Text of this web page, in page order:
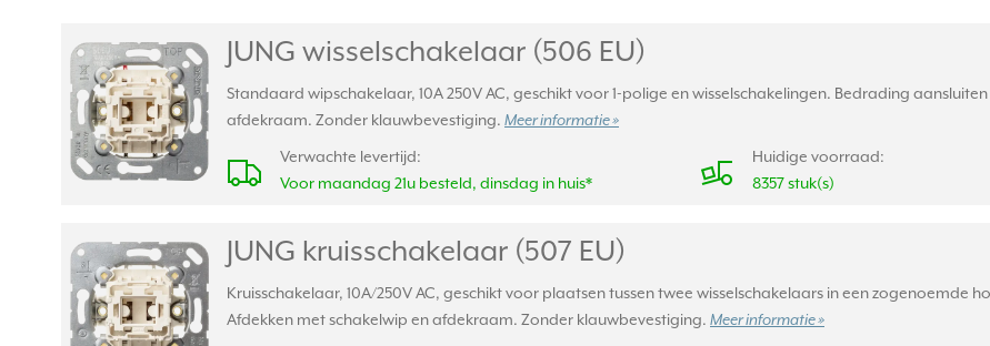
JUNG wisselschakelaar (506 EU)
Standaard wipschakelaar, 10A 250V AC, geschikt voor 1-polige en wisselschakelingen. Bedrading
afdekraam. Zonder klauwbevestiging. Meer informatie »
Verwachte levertijd:
Voor maandag 21u besteld, dinsdag in huis*
Huidige voorraad:
8357 stuk(s)
JUNG kruisschakelaar (507 EU)
Kruisschakelaar, 10A/250V AC, geschikt voor plaatsen tussen twee wisselschakelaars in een zogenoemde
Afdekken met schakelwip en afdekraam. Zonder klauwbevestiging. Meer informatie »